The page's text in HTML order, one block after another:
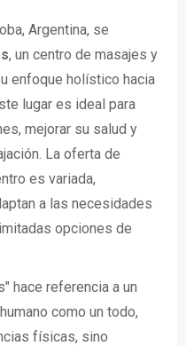
Argentina, se
, un centro de masajes y
enfoque holístico hacia
lugar es ideal para
mejorar su salud y
La oferta de
es variada,
a las necesidades
opciones de
hace referencia a un
como un todo,
físicas, sino